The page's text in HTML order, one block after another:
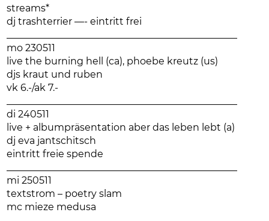
streams*
dj trashterrier —- eintritt frei
mo 230511
live the burning hell (ca), phoebe kreutz (us)
djs kraut und ruben
vk 6.-/ak 7.-
di 240511
live + albumpräsentation aber das leben lebt (a)
dj eva jantschitsch
eintritt freie spende
mi 250511
textstrom – poetry slam
mc mieze medusa